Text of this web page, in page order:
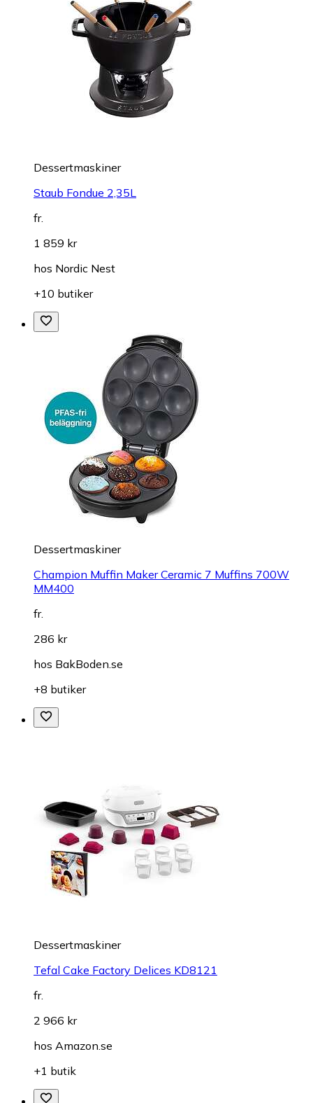
Dessertmaskiner
Staub Fondue 2,35L
fr.
1 859 kr
hos Nordic Nest
+10 butiker
Dessertmaskiner
Champion Muffin Maker Ceramic 7 Muffins 700W
MM400
fr.
286 kr
hos BakBoden.se
+8 butiker
Dessertmaskiner
Tefal Cake Factory Delices KD8121
fr.
2 966 kr
hos Amazon.se
+1 butik